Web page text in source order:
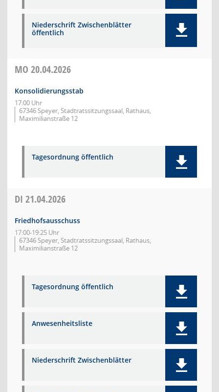
Niederschrift Zwischenblätter
öffentlich
MO 20.04.2026
Konsolidierungsstab
17:00 Uhr
67346 Speyer, Stadtratssitzungssaal, Rathaus,
Maximilianstraße 12
Tagesordnung öffentlich
DI 21.04.2026
Friedhofsausschuss
17:00-19:25 Uhr
67346 Speyer, Stadtratssitzungssaal, Rathaus,
Maximilianstraße 12
Tagesordnung öffentlich
Anwesenheitsliste
Niederschrift Zwischenblätter